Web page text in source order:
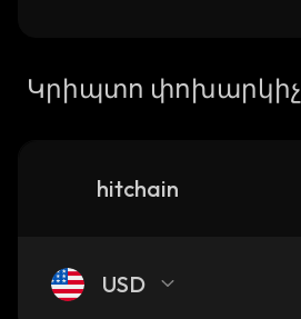
Կրիպտո փոխարկիչ
hitchain
USD